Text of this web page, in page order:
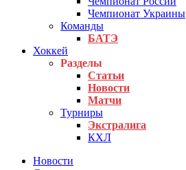
Чемпионат Украины
Команды
БАТЭ
Хоккей
Разделы
Статьи
Новости
Матчи
Турниры
Экстралига
КХЛ
Новости